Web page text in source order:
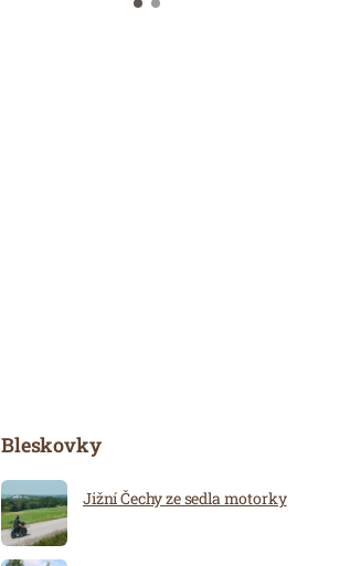
Bleskovky
Jižní Čechy ze sedla motorky